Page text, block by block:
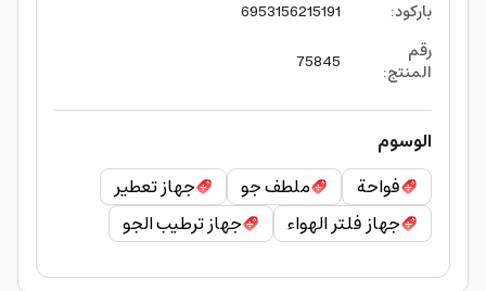
باركود:
6953156215191
رقم
المنتج:
75845
الوسوم
فواحة
ملطف جو
جهاز تعطير
جهاز فلتر الهواء
جهاز ترطيب الجو